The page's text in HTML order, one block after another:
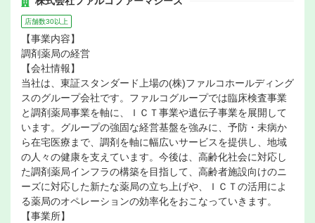
店舗数30以上
【事業内容】
調剤薬局の経営
【会社情報】
当社は、東証スタンダード上場の(株)ファルコホールディング
スのグループ会社です。ファルコグループでは臨床検査事業
と調剤薬局事業を軸に、ＩＣＴ事業や遺伝子事業を展開して
います。グループの強固な経営基盤を強みに、予防・未病か
ら在宅医療まで、調剤を軸に幅広いサービスを提供し、地域
の人々の健康を支えています。今後は、高齢化社会に対応し
た調剤薬局インフラの構築を目指して、高齢者施設向けのニ
ーズに対応した新たな薬局の立ち上げや、ＩＣＴの活用によ
る薬局のオペレーションの効率化をおこなっていきます。
【事業所】